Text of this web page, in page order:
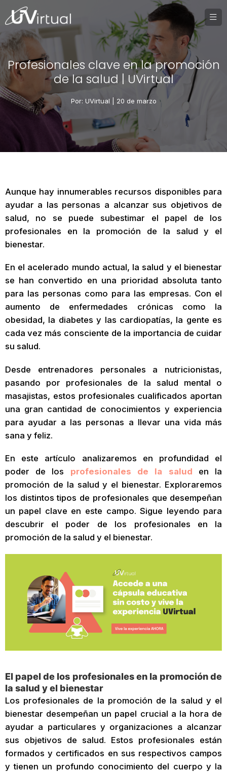
Profesionales clave en la promoción
de la salud | UVirtual
Por: UVirtual | 20 de marzo
Aunque hay innumerables recursos disponibles para
ayudar a las personas a alcanzar sus objetivos de
salud, no se puede subestimar el papel de los
profesionales en la promoción de la salud y el
bienestar.
En el acelerado mundo actual, la salud y el bienestar
se han convertido en una prioridad absoluta tanto
para las personas como para las empresas. Con el
aumento de enfermedades crónicas como la
obesidad, la diabetes y las cardiopatías, la gente es
cada vez más consciente de la importancia de cuidar
su salud.
Desde entrenadores personales a nutricionistas,
pasando por profesionales de la salud mental o
masajistas, estos profesionales cualificados aportan
una gran cantidad de conocimientos y experiencia
para ayudar a las personas a llevar una vida más
sana y feliz.
En este artículo analizaremos en profundidad el
poder de los profesionales de la salud en la
promoción de la salud y el bienestar. Exploraremos
los distintos tipos de profesionales que desempeñan
un papel clave en este campo. Sigue leyendo para
descubrir el poder de los profesionales en la
promoción de la salud y el bienestar.
El papel de los profesionales en la promoción de
la salud y el bienestar
Los profesionales de la promoción de la salud y el
bienestar desempeñan un papel crucial a la hora de
ayudar a particulares y organizaciones a alcanzar
sus objetivos de salud. Estos profesionales están
formados y certificados en sus respectivos campos
y tienen un profundo conocimiento del cuerpo y la